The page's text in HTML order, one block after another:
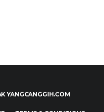
YANGCANGGIH.COM